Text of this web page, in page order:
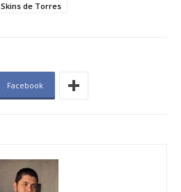
Skins de Torres
Facebook